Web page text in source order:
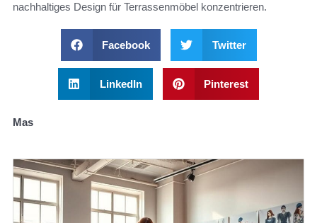
nachhaltiges Design für Terrassenmöbel konzentrieren.
Facebook Twitter
LinkedIn Pinterest
Mas